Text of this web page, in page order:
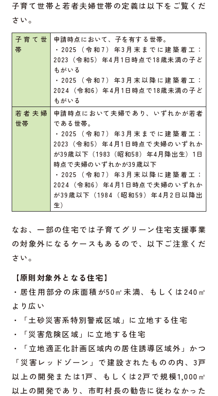
子育て世帯と若者夫婦世帯の定義は以下をご覧くだ
さい。
子育て世
帯
申請時点において、子を有する世帯。
・2025（令和7）年3月末までに建築着工：
2023（令和5）年4月1日時点で18歳未満の子ど
もがいる
・2025（令和7）年3月末以降に建築着工：
2024（令和6）年4月1日時点で18歳未満の子ど
もがいる
若者夫婦
世帯
申請時点において夫婦であり、いずれかが若者
である世帯。
・2025（令和7）年3月末までに建築着工：
2023（令和5）年4月1日時点で夫婦のいずれか
が39歳以下（1983（昭和58）年4月降出生）1日
時点で夫婦のいずれかが39歳以下
・2025（令和7）年3月末以降に建築着工：
2024（令和6）年4月1日時点で夫婦のいずれか
が39歳以下（1984（昭和59）年4月2日以降出
生）
なお、一部の住宅では子育てグリーン住宅支援事業
の対象外になるケースもあるので、以下ご注意くだ
さい。
【原則対象外となる住宅】
・居住用部分の床面積が50㎡未満、もしくは240㎡
より広い
・「土砂災害系特別警戒区域」に立地する住宅
・「災害危険区域」に立地する住宅
・「立地適正化計画区域内の居住誘導区域外」かつ
「災害レッドゾーン」で建設されたものの内、3戸
以上の開発または1戸、もしくは2戸で規模1,000㎡
以上の開発であり、市町村長の勧告に従わなかった